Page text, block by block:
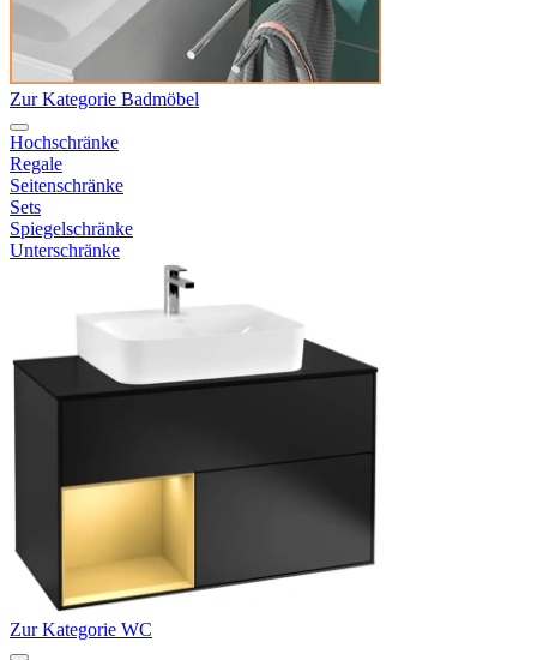
Zur Kategorie Badmöbel
Hochschränke
Regale
Seitenschränke
Sets
Spiegelschränke
Unterschränke
Zur Kategorie WC